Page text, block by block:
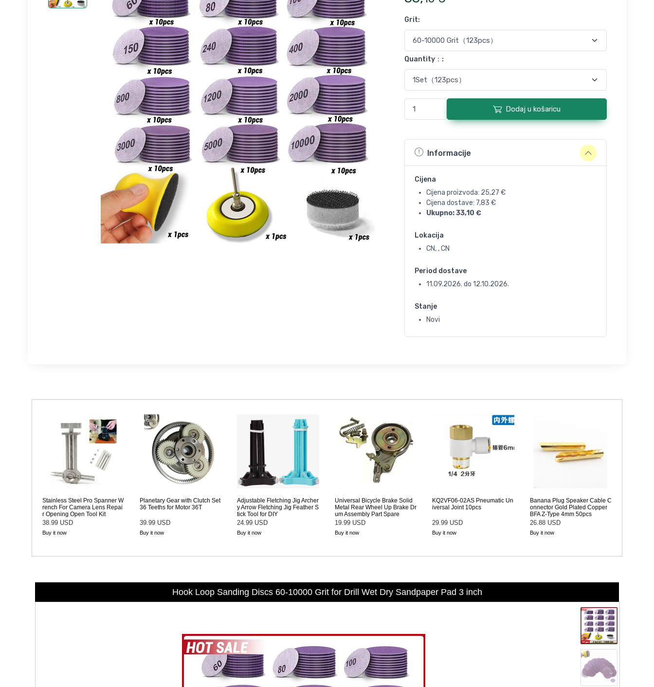
Grit:
Quantity： :
Dodaj u košaricu
Informacije
Cijena
Cijena proizvoda: 25,27 €
Cijena dostave: 7,83 €
Ukupno:33,10 €
Lokacija
CN, , CN
Period dostave
11.09.2026. do 12.10.2026.
Stanje
Novi